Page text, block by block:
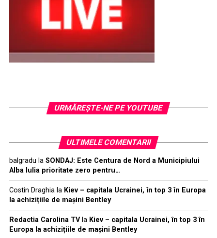
URMĂREŞTE-NE PE YOUTUBE
ULTIMELE COMENTARII
balgradu la SONDAJ: Este Centura de Nord a Municipiului
Alba Iulia prioritate zero pentru…
Costin Draghiala Kiev – capitala Ucrainei, în top 3 în Europa
la achizițiile de mașini Bentley
Redactia Carolina TVla Kiev – capitala Ucrainei, în top 3 în
Europa la achizițiile de mașini Bentley